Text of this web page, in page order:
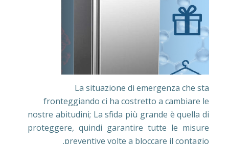
La situazione di emergenza che sta
fronteggiando ci ha costretto a cambiare le
nostre abitudini; La sfida più grande è quella di
proteggere, quindi garantire tutte le misure
preventive volte a bloccare il contagio.